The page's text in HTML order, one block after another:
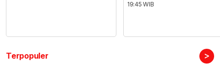
19:45 WIB
Terpopuler >